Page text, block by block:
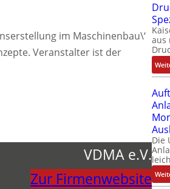
im Maschinenbau\‘
Veranstalter ist der
VDMA e.V.
Zur Firmenwebsite
aus
Die